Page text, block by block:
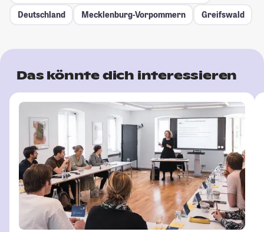
Deutschland
Mecklenburg-Vorpommern Greifswald
Das könnte dich interessieren